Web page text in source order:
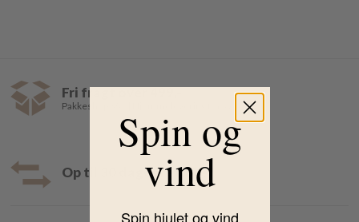
Fri fragt over 499,-
Pakkeshop 35,- | Hjemmelevering fra 39,-
Op til 30 dages returret
Spin og
vind
Spin hjulet og vind